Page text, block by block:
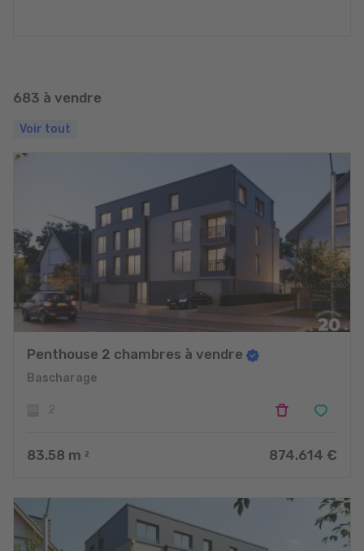
683 à vendre
Voir tout
Penthouse 2 chambres à vendre
Bascharage
83.58 m 2 874.614 €